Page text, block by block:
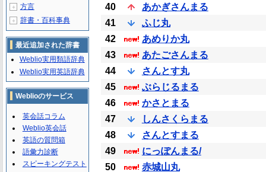
40
あかぎさんまる
41
ふじ丸
42
あめりか丸
43
あたごさんまる
44
さんとす丸
45
ぶらじるまる
46
かさとまる
47
しんさくらまる
48
さんとすまる
49
にっぽんまる/
50
赤城山丸
＋ 方言
＋ 辞書・百科事典
最近追加された辞書
Weblio実用類語辞典
Weblio実用英語辞典
Weblioのサービス
英会話コラム
Weblio英会話
英語の質問箱
語彙力診断
スピーキングテスト